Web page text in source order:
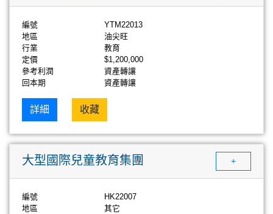
編號
YTM22013
地區
油尖旺
行業
教育
定價
$1,200,000
參考利潤
資產轉讓
回本期
資產轉讓
詳細 收藏
大型國際兒童教育集團 +
編號
HK22007
地區
其它